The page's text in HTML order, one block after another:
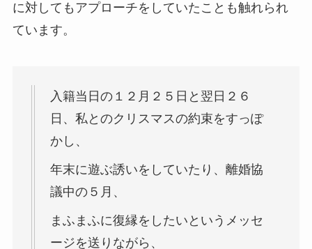
に対してもアプローチをしていたことも触れられ
ています。
入籍当日の１２月２５日と翌日２６
日、私とのクリスマスの約束をすっぽ
かし、
年末に遊ぶ誘いをしていたり、離婚協
議中の５月、
まふまふに復縁をしたいというメッセ
ージを送りながら、